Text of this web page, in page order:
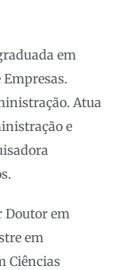
em
Atua
e
Doutor em
em
Ciências